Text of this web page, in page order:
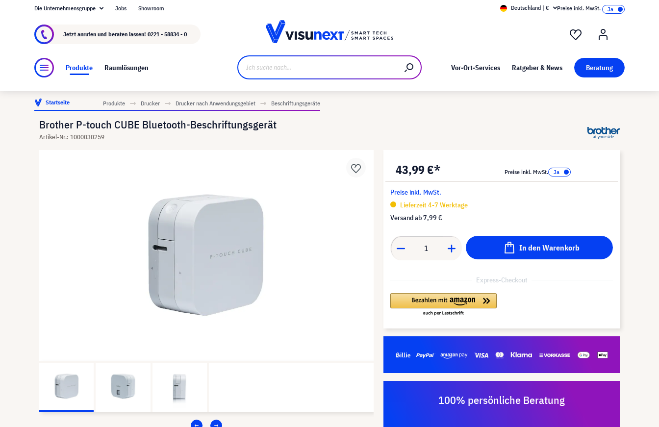
Über visunext.de Kunst bei visunext
Die Unternehmensgruppe Jobs Showroom Deutschland | € Preise inkl. MwSt.
Jetzt anrufen und beraten lassen! 0221 - 58834 - 0
Produkte Raumlösungen Vor-Ort-Services Ratgeber & News Beratung
Startseite Produkte Drucker Drucker nach Anwendungsgebiet Beschriftungsgeräte
Brother P-touch CUBE Bluetooth-Beschriftungsgerät
Artikel-Nr.: 1000030259
43,99 €* Preise inkl. MwSt.
Preise inkl. MwSt.
Lieferzeit 4-7 Werktage
Versand ab7,99 €
In den Warenkorb
Express-Checkout
100% persönliche Beratung